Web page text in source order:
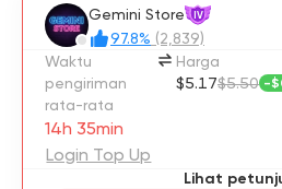
✨ INFORMASI PRODUK
✅ Fitur Antigravity mungkin
negara.
✅ Tersedia 1000 kredit per bulan
✅ Penyimpanan 2TB (Google
Google Mail...)
Gemini Store IV
97.8% (2,839)
Waktu
pengiriman
rata-rata
14h 35min
Login Top Up
Harga
$5.17$5.50 -
Lihat